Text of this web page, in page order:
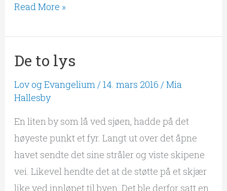
Read More »
De to lys
Lov og Evangelium /14. mars 2016 /Mia
Hallesby
En liten by som lå ved sjøen, hadde på det
høyeste punkt et fyr. Langt ut over det åpne
havet sendte det sine stråler og viste skipene
vei. Likevel hendte det at de støtte på et skjær
like ved innløpet til byen. Det ble derfor satt en
De
lys